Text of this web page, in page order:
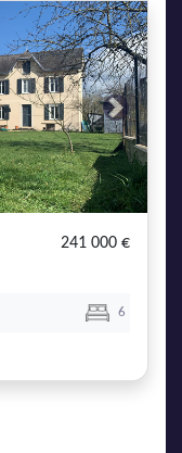
Next
241 000 €
6